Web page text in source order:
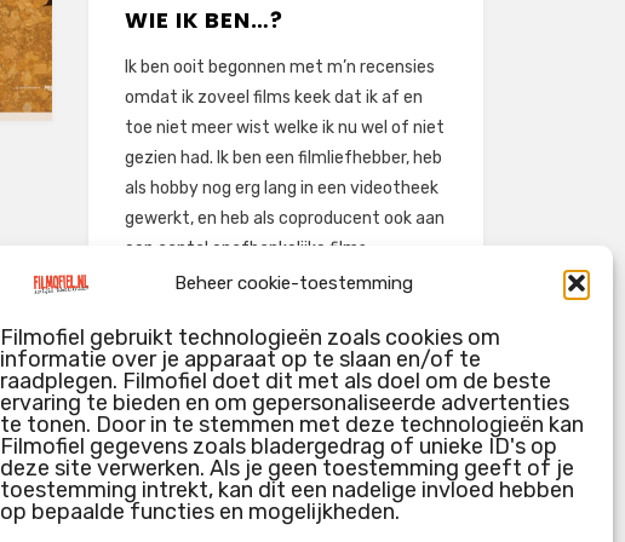
Beheer cookie-toestemming
Filmofiel gebruikt technologieën zoals cookies om
informatie over je apparaat op te slaan en/of te
raadplegen. Filmofiel doet dit met als doel om de beste
ervaring te bieden en om gepersonaliseerde advertenties
te tonen. Door in te stemmen met deze technologieën kan
Filmofiel gegevens zoals bladergedrag of unieke ID's op
deze site verwerken. Als je geen toestemming geeft of je
toestemming intrekt, kan dit een nadelige invloed hebben
op bepaalde functies en mogelijkheden.
WIE IK BEN…?
Ik ben ooit begonnen met m’n recensies
omdat ik zoveel films keek dat ik af en
toe niet meer wist welke ik nu wel of niet
gezien had. Ik ben een filmliefhebber, heb
als hobby nog erg lang in een videotheek
gewerkt, en heb als coproducent ook aan
een aantal onafhankelijke films
meegewerkt.
pretentieloze uitbreidingen van m’n
voormalige ‘videotheek-geouwehoer’,
aangevuld met een groeiende kennis
over de kunde én de kunst van het
maken van film.